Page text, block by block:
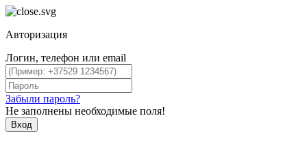
Авторизация
Логин, телефон или email
Забыли пароль?
Не заполнены необходимые поля!
Вход